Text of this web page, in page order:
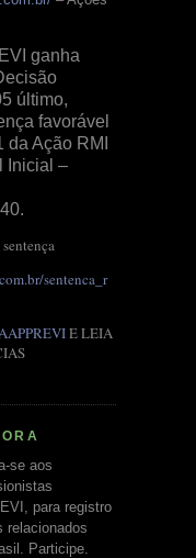
ganha
último,
favorável
da Ação RMI
Inicial –
sentenca_r
AAPPREVIE LEIA
se aos
para registro
relacionados
Participe.